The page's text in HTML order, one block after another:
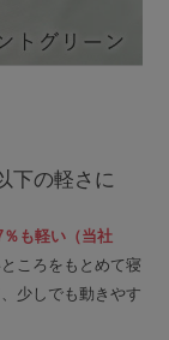
下の軽さに
％も軽い（当社
ころをもとめて寝
少しでも動きやす